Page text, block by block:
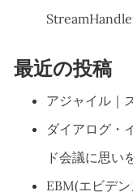
最近の投稿
アジャイル｜
ダイアログ・
ド会議に思い
EBM(エビデ